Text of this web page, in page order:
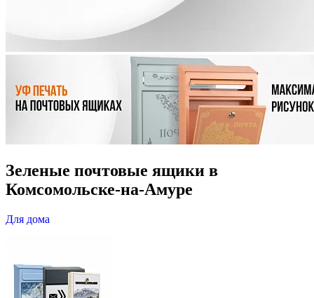
Зеленые почтовые ящики в
Комсомольске-на-Амуре
Для дома